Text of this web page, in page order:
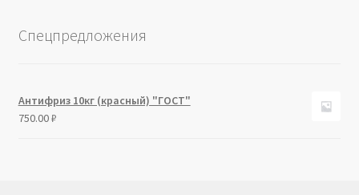
Спецпредложения
Антифриз 10кг (красный) "ГОСТ"
750.00₽